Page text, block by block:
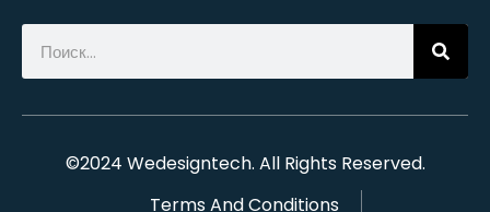
©2024 Wedesigntech. All Rights Reserved.
Terms And Conditions